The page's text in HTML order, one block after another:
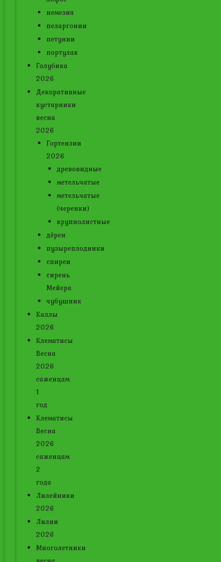
немезия
пеларгонии
петунии
портулак
Голубика
2026
Декоративные
кустарники
весна
2026
Гортензии
2026
древовидные
метельчатые
метельчатые
(черенки)
крупнолистные
дёрен
пузыреплодники
спиреи
сирень
Мейера
чубушник
Каллы
2026
Клематисы
Весна
2026
саженцам
1
год
Клематисы
Весна
2026
саженцам
2
года
Лилейники
2026
Лилии
2026
Многолетники